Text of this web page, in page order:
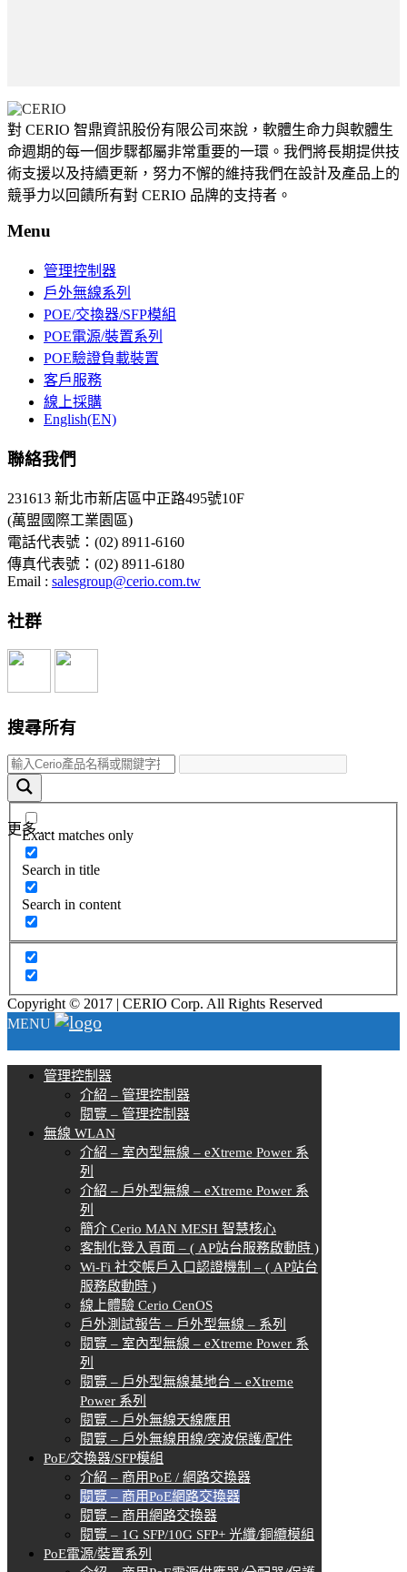
對 CERIO 智鼎資訊股份有限公司來說，軟體生命力與軟體生
命週期的每一個步驟都屬非常重要的一環。我們將長期提供技
術支援以及持續更新，努力不懈的維持我們在設計及產品上的
競爭力以回饋所有對 CERIO 品牌的支持者。
Menu
管理控制器
戶外無線系列
POE/交換器/SFP模組
POE電源/裝置系列
POE驗證負載裝置
客戶服務
線上採購
English(EN)
聯絡我們
231613 新北市新店區中正路495號10F
(萬盟國際工業園區)
電話代表號：(02) 8911-6160
傳真代表號：(02) 8911-6180
Email : salesgroup@cerio.com.tw
社群
搜尋所有
更多.....
Exact matches only
Search in title
Search in content
Copyright © 2017 | CERIO Corp. All Rights Reserved
MENU
管理控制器
介紹 – 管理控制器
閱覽 – 管理控制器
無線 WLAN
介紹 – 室內型無線 – eXtreme Power 系
列
介紹 – 戶外型無線 – eXtreme Power 系
列
簡介 Cerio MAN MESH 智慧核心
客制化登入頁面 – ( AP站台服務啟動時 )
Wi-Fi 社交帳戶入口認證機制 – ( AP站台
服務啟動時 )
線上體驗 Cerio CenOS
戶外測試報告 – 戶外型無線 – 系列
閱覽 – 室內型無線 – eXtreme Power 系
列
閱覽 – 戶外型無線基地台 – eXtreme
Power 系列
閱覽 – 戶外無線天線應用
閱覽 – 戶外無線用線/突波保護/配件
PoE/交換器/SFP模組
介紹 – 商用PoE / 網路交換器
閱覽 – 商用PoE網路交換器
閱覽 – 商用網路交換器
閱覽 – 1G SFP/10G SFP+ 光纖/銅纜模組
PoE電源/裝置系列